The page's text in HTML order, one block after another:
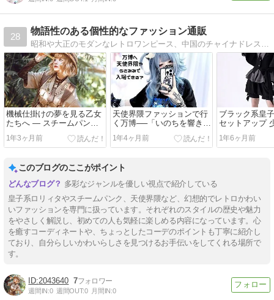
28
物語性のある個性的なファッション通販
昭和や大正のモダンなレトロワンピース、中国のチャイナドレスをアレンジして作られたワンピース、魔女や魔法使いのためのアイテムやドレス、貴族のお嬢様のようなクラシカルなワンピースやドレス、外套など、性的なお洋服届けします。
機械仕掛けの夢を見る乙女
たちへ — スチームパンク
ファッション入門
1年3ヶ月前
天使界隈ファッションで行
く万博──「いのちを響き合
わせる」未来をまとう
1年4ヶ月前
ブラック系皇
セットアップ
間も無く即納
1年6ヶ月前
このブログのここがポイント
多彩なジャンルを優しい視点で紹介している
皇子系ロリィタやスチームパンク、天使界隈など、幻想的でレトロかわい
いファッションを専門に扱っています。それぞれのスタイルの歴史や魅力
をやさしく解説し、初めての人も気軽に楽しめる内容になっています。心
を癒すコーディネートや、ちょっとしたコーデのポイントも丁寧に紹介し
ており、自分らしいかわいらしさを見つけるお手伝いをしてくれる場所で
す。
2043640 7
週間IN:0 週間OUT:0 月間IN:0